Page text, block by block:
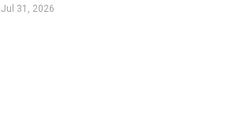
Jul 31, 2026